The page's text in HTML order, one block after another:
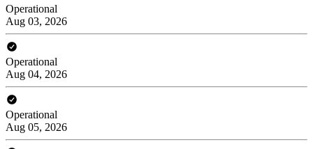
Operational
Aug 03, 2026
Operational
Aug 04, 2026
Operational
Aug 05, 2026